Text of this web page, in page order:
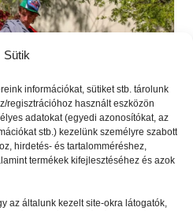
Sütik
információkat, sütiket stb. tárolunk
regisztrációhoz használt eszközön
adatokat (egyedi azonosítókat, az
stb.) kezelünk személyre szabott
hirdetés- és tartalomméréshez,
termékek kifejlesztéséhez és azok
az általunk kezelt site-okra látogatók,